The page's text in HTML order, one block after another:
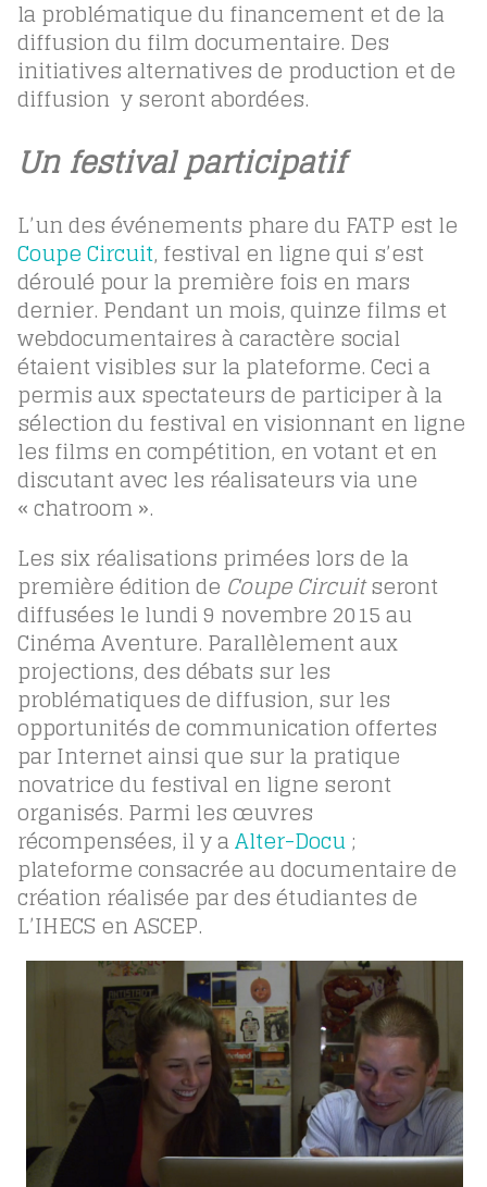
la problématique du financement et de la
diffusion du film documentaire. Des
initiatives alternatives de production et de
diffusion y seront abordées.
Un festival participatif
L’un des événements phare du FATP est le
Coupe Circuit, festival en ligne qui s’est
déroulé pour la première fois en mars
dernier. Pendant un mois, quinze films et
webdocumentaires à caractère social
étaient visibles sur la plateforme. Ceci a
permis aux spectateurs de participer à la
sélection du festival en visionnant en ligne
les films en compétition, en votant et en
discutant avec les réalisateurs via une
« chatroom ».
Les six réalisations primées lors de la
première édition de Coupe Circuitseront
diffusées le lundi 9 novembre 2015 au
Cinéma Aventure. Parallèlement aux
projections, des débats sur les
problématiques de diffusion, sur les
opportunités de communication offertes
par Internet ainsi que sur la pratique
novatrice du festival en ligne seront
organisés. Parmi les œuvres
récompensées, il y aAlter-Docu;
plateforme consacrée au documentaire de
création réalisée par des étudiantes de
L’IHECS en ASCEP.